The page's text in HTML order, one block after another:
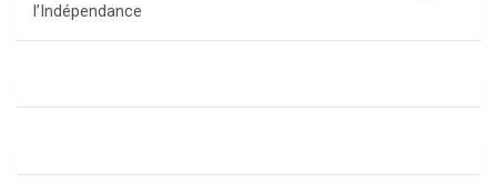
l’Indépendance